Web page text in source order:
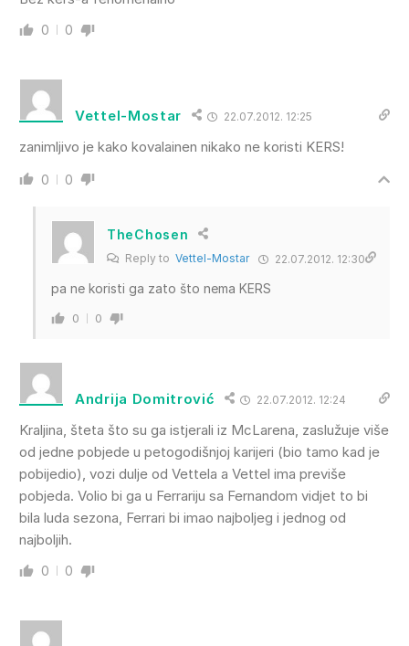
0 0
Vettel-Mostar 22.07.2012. 12:25
zanimljivo je kako kovalainen nikako ne koristi KERS!
0 0
TheChosen
Reply to Vettel-Mostar 22.07.2012. 12:30
pa ne koristi ga zato što nema KERS
0 0
Andrija Domitrović 22.07.2012. 12:24
Kraljina, šteta što su ga istjerali iz McLarena, zaslužuje više
od jedne pobjede u petogodišnjoj karijeri (bio tamo kad je
pobijedio), vozi dulje od Vettela a Vettel ima previše
pobjeda. Volio bi ga u Ferrariju sa Fernandom vidjet to bi
bila luda sezona, Ferrari bi imao najboljeg i jednog od
najboljih.
0 0